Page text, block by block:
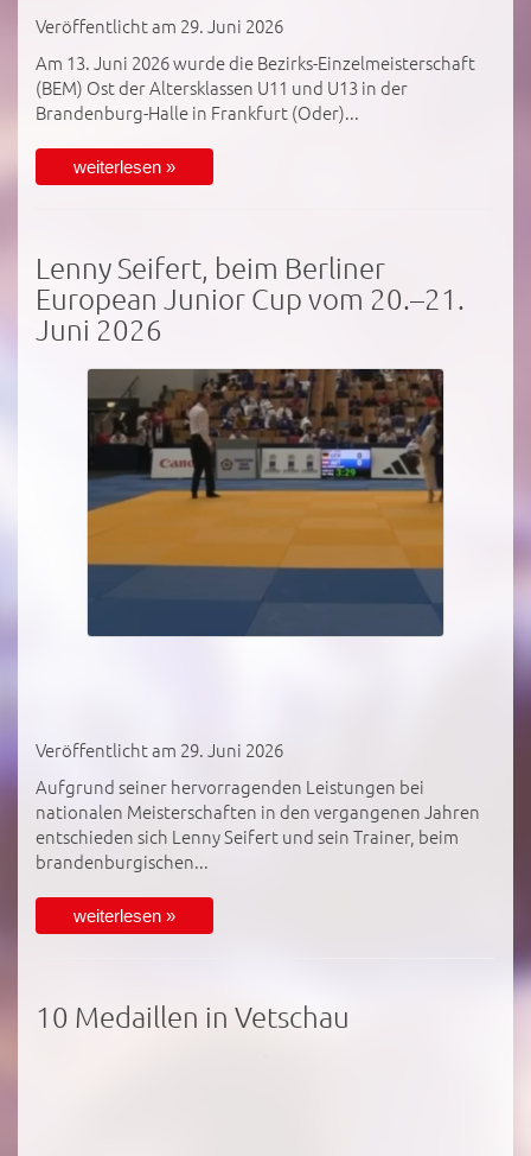
Veröffentlicht am 29. Juni 2026
Am 13. Juni 2026 wurde die Bezirks-Einzelmeisterschaft
(BEM) Ost der Altersklassen U11 und U13 in der
Brandenburg-Halle in Frankfurt (Oder)...
weiterlesen »
Lenny Seifert, beim Berliner
European Junior Cup vom 20.–21.
Juni 2026
Veröffentlicht am 29. Juni 2026
Aufgrund seiner hervorragenden Leistungen bei
nationalen Meisterschaften in den vergangenen Jahren
entschieden sich Lenny Seifert und sein Trainer, beim
brandenburgischen...
weiterlesen »
10 Medaillen in Vetschau